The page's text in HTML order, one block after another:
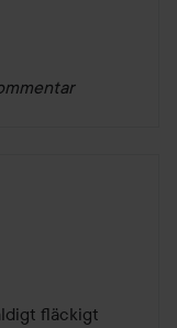
fläckigt